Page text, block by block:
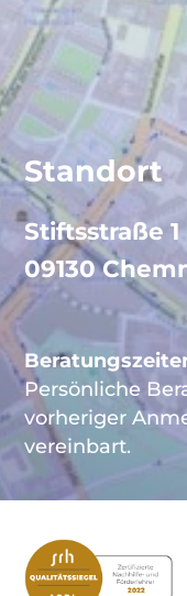
Standort
Stiftsstraße 1
09130
Persönliche
vorheriger
vereinbart.